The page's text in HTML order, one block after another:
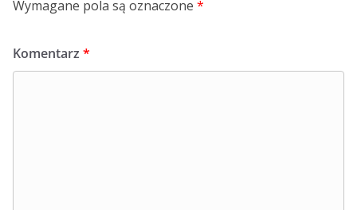
Wymagane pola są oznaczone *
Komentarz *